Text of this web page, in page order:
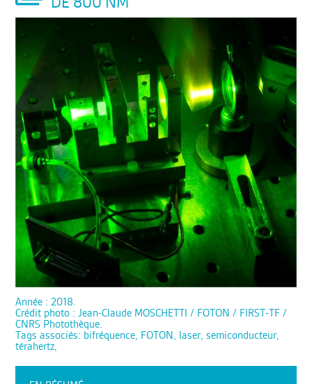
Année : 2018.
Crédit photo : Jean-Claude MOSCHETTI / FOTON / FIRST-TF /
CNRS Photothèque.
Tags associés: bifréquence, FOTON, laser, semiconducteur,
térahertz,